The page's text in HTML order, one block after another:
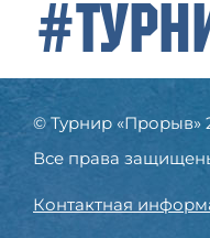
© Турнир «Прорыв»
Все права
Контактная